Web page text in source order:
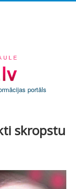
portāls
skropstu